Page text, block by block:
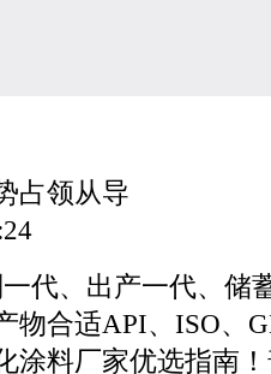
占领从导
、出产一代、储
物合适API、ISO、
涂料厂家优选指南